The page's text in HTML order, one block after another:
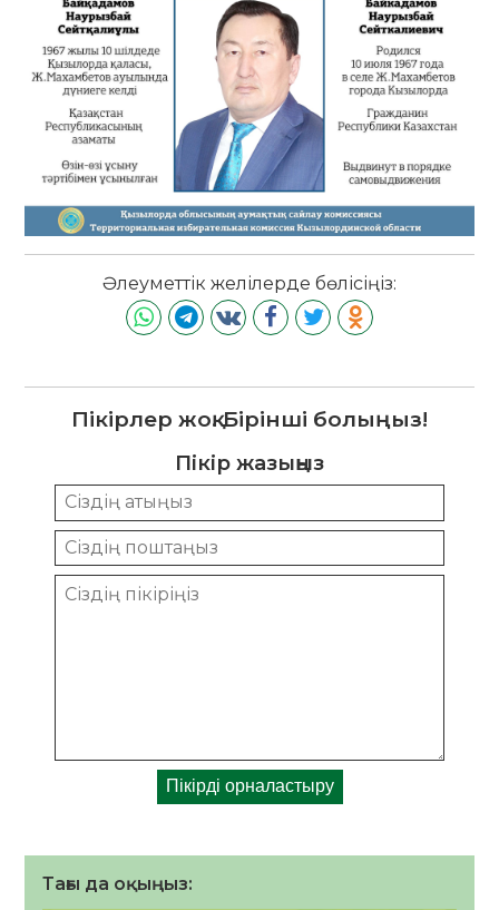
Әлеуметтік желілерде бөлісіңіз:
Пікірлер жоқ. Бірінші болыңыз!
Пікір жазыңыз
Тағы да оқыңыз: